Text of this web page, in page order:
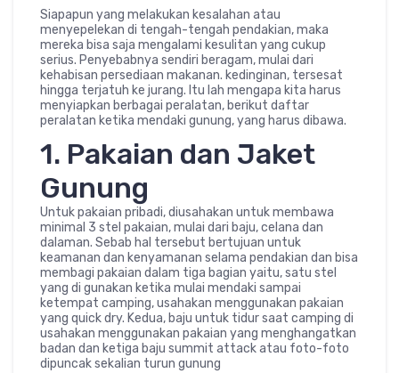
Siapapun yang melakukan kesalahan atau
menyepelekan di tengah-tengah pendakian, maka
mereka bisa saja mengalami kesulitan yang cukup
serius. Penyebabnya sendiri beragam, mulai dari
kehabisan persediaan makanan. kedinginan, tersesat
hingga terjatuh ke jurang. Itu lah mengapa kita harus
menyiapkan berbagai peralatan, berikut daftar
peralatan ketika mendaki gunung, yang harus dibawa.
1. Pakaian dan Jaket
Gunung
Untuk pakaian pribadi, diusahakan untuk membawa
minimal 3 stel pakaian, mulai dari baju, celana dan
dalaman. Sebab hal tersebut bertujuan untuk
keamanan dan kenyamanan selama pendakian dan bisa
membagi pakaian dalam tiga bagian yaitu, satu stel
yang di gunakan ketika mulai mendaki sampai
ketempat camping, usahakan menggunakan pakaian
yang quick dry. Kedua, baju untuk tidur saat camping di
usahakan menggunakan pakaian yang menghangatkan
badan dan ketiga baju summit attack atau foto-foto
dipuncak sekalian turun gunung